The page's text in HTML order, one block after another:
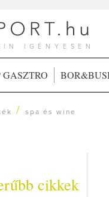
IGÉNYESEN
GASZTRO
/spa és wine
cikkek